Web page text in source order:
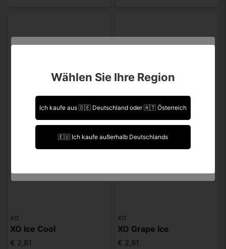
XO
XO Ice Cool
€ 2,81
XO
XO Grape Ice
€ 2,81
Leider können Sie Ihre Daten nicht selbst ändern.
Ich bin über 18 Jahre alt.
Ich bin unter 18 Jahre alt.
Wählen Sie Ihre Region
Ich kaufe aus 🇩🇪 Deutschland oder 🇦🇹 Österreich
🇪🇺 Ich kaufe außerhalb Deutschlands